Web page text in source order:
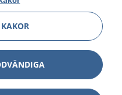
Visa
Visa
Visa